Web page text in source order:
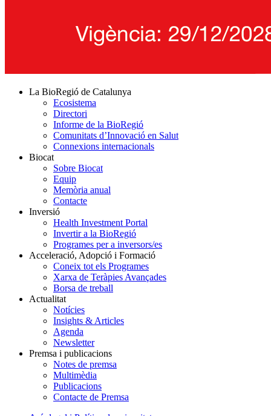
La BioRegió de Catalunya
Ecosistema
Directori
Informe de la BioRegió
Comunitats d’Innovació en Salut
Connexions internacionals
Biocat
Sobre Biocat
Equip
Memòria anual
Contacte
Inversió
Health Investment Portal
Invertir a la BioRegió
Programes per a inversors/es
Acceleració, Adopció i Formació
Coneix tot els Programes
Xarxa de Teràpies Avançades
Borsa de treball
Actualitat
Notícies
Insights & Articles
Agenda
Newsletter
Premsa i publicacions
Notes de premsa
Multimèdia
Publicacions
Contacte de Premsa